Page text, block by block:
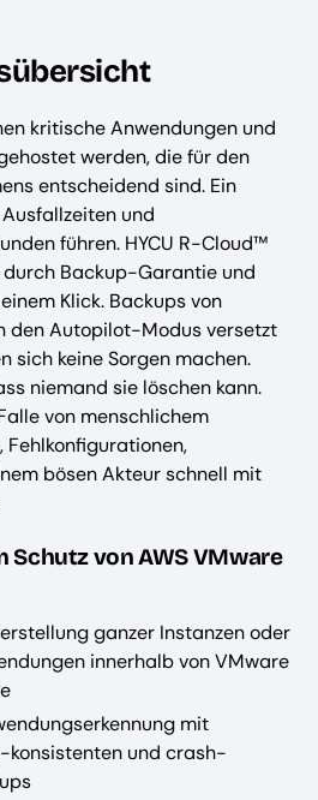
kritische Anwendungen und
werden, die für den
entscheidend sind. Ein
und
führen. HYCU R-Cloud™
Backup-Garantie und
Klick. Backups von
den Autopilot-Modus versetzt
sich keine Sorgen machen.
niemand sie löschen kann.
von menschlichem
Fehlkonfigurationen,
bösen Akteur schnell mit
Schutz von AWS VMware
ganzer Instanzen oder
innerhalb von VMware
mit
und crash-